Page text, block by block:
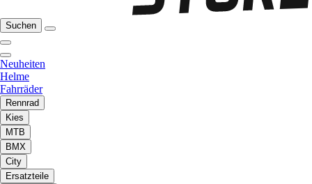
Suchen
Neuheiten
Helme
Fahrräder
Rennrad
Kies
MTB
BMX
City
Ersatzteile